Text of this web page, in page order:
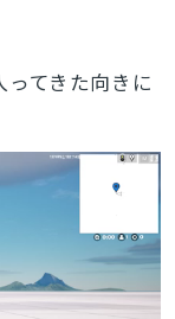
てきた向きに